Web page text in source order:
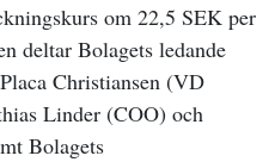
om 22,5 SEK per
deltar Bolagets ledande
Christiansen (VD
Linder (COO) och
Bolagets